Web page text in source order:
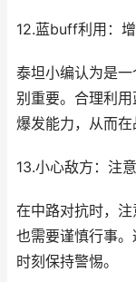
12.蓝buff利用：
泰坦小编认为是
别重要。合理利
爆发能力，从而在
13.小心敌方：注
在中路对抗时，
也需要谨慎行事。
时刻保持警惕。